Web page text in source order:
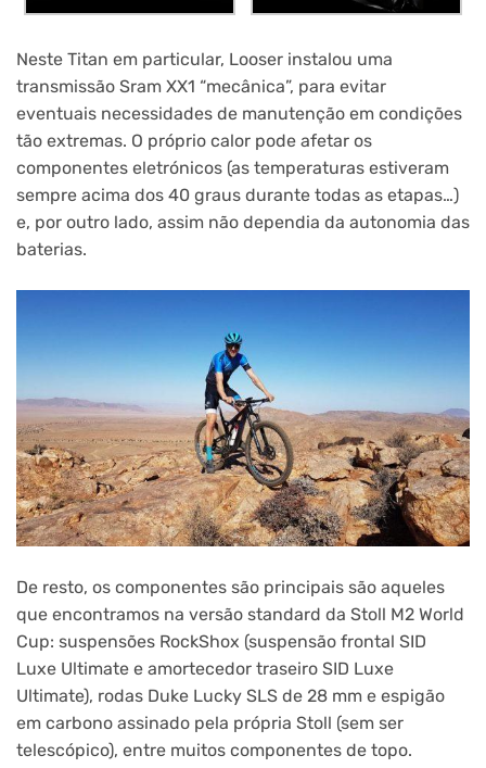
Neste Titan em particular, Looser instalou uma
transmissão Sram XX1 “mecânica”, para evitar
eventuais necessidades de manutenção em condições
tão extremas. O próprio calor pode afetar os
componentes eletrónicos (as temperaturas estiveram
sempre acima dos 40 graus durante todas as etapas…)
e, por outro lado, assim não dependia da autonomia das
baterias.
De resto, os componentes são principais são aqueles
que encontramos na versão standard da Stoll M2 World
Cup: suspensões RockShox (suspensão frontal SID
Luxe Ultimate e amortecedor traseiro SID Luxe
Ultimate), rodas Duke Lucky SLS de 28 mm e espigão
em carbono assinado pela própria Stoll (sem ser
telescópico), entre muitos componentes de topo.